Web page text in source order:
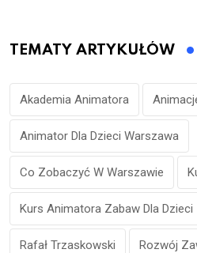
TEMATY ARTYKUŁÓW
Akademia Animatora
Animator Dla Dzieci Warszawa
Co Zobaczyć W Warszawie
Kurs Animatora Zabaw Dla Dzieci
Rafał Trzaskowski Rozwój